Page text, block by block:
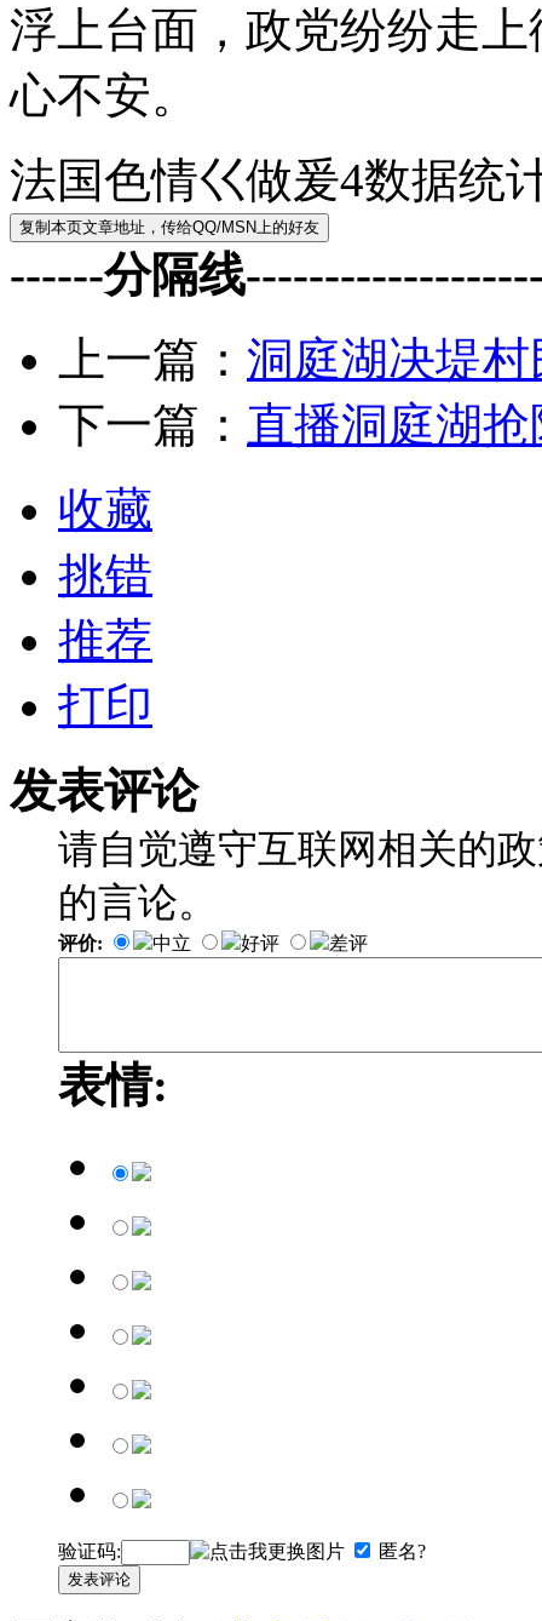
浮上台面，政党纷纷走
心不安。
法国色情巜做爰4数据统
------分隔线
上一篇： 洞庭湖决堤
下一篇： 直播洞庭湖
收藏
挑错
推荐
打印
发表评论
请自觉遵守互联网相关的
的言论。
评价: 中立 好评 差评
表情:
验证码: 匿名?
发表评论